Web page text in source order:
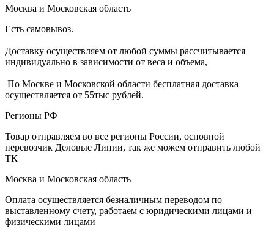
Москва и Московская область
Есть самовывоз.
Доставку осуществляем от любой суммы рассчитывается
индивидуально в зависимости от веса и объема,
По Москве и Московской области бесплатная доставка
осуществляется от 55тыс рублей.
Регионы РФ
Товар отправляем во все регионы России, основной
перевозчик Деловые Линии, так же можем отправить любой
ТК
Москва и Московская область
Оплата осуществляется безналичным переводом по
выставленному счету, работаем с юридическими лицами и
физическими лицами